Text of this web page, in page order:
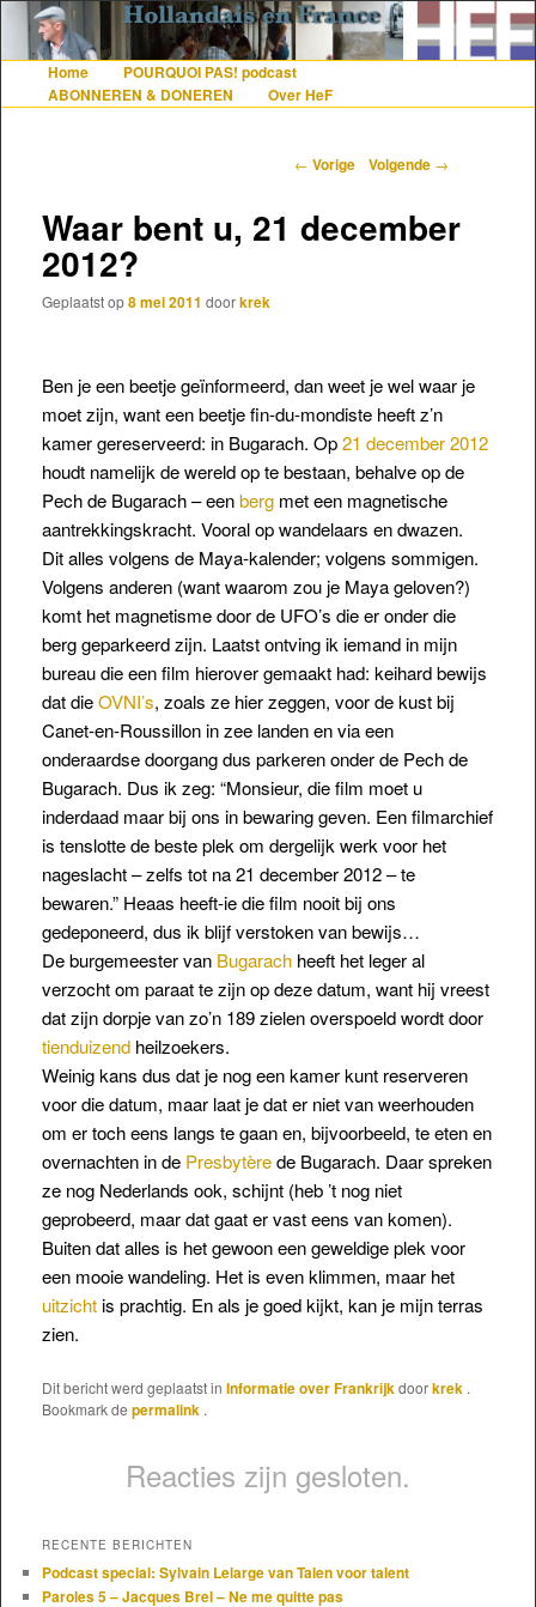
De gezelligste website voor Nederlanders die iets met Frankrijk hebben
HoofdmenuSpring naar de primaire inhoud
Spring naar de secundaire inhoud
Home
POURQUOI PAS! podcast
ABONNEREN & DONEREN
Over HeF
Berichtnavigatie
← Vorige Volgende →
Waar bent u, 21 december
2012?
Geplaatst op8 mei 2011 doorkrek
Ben je een beetje geïnformeerd, dan weet je wel waar je
moet zijn, want een beetje fin-du-mondiste heeft z’n
kamer gereserveerd: in Bugarach. Op21 december 2012
houdt namelijk de wereld op te bestaan, behalve op de
Pech de Bugarach – eenbergmet een magnetische
aantrekkingskracht. Vooral op wandelaars en dwazen.
Dit alles volgens de Maya-kalender; volgens sommigen.
Volgens anderen (want waarom zou je Maya geloven?)
komt het magnetisme doorde UFO’s die er onder die
berg geparkeerd zijn. Laatst ontving ik iemand in mijn
bureau die een film hierover gemaakt had: keihard bewijs
dat dieOVNI’s, zoals ze hier zeggen, voor de kust bij
Canet-en-Roussillon in zee landen en via een
onderaardse doorgang dus parkeren onder de Pech de
Bugarach. Dus ik zeg: “Monsieur, die film moet u
inderdaad maar bij ons in bewaring geven. Een filmarchief
is tenslotte de beste plek om dergelijk werk voor het
nageslacht – zelfs tot na 21 december 2012 – te
bewaren.” Heaas heeft-ie die film nooit bij ons
gedeponeerd, dus ik blijf verstoken van bewijs…
De burgemeester van Bugarachheeft het leger al
verzocht om paraat te zijn op deze datum, want hij vreest
dat zijn dorpje van zo’n 189 zielen overspoeld wordt door
tienduizendheilzoekers.
Weinig kans dus dat je nog een kamer kunt reserveren
voor die datum, maar laat je dat er niet van weerhouden
om er toch eens langs te gaan en, bijvoorbeeld, te eten en
overnachten in de Presbytèrede Bugarach. Daar spreken
ze nog Nederlands ook, schijnt (heb ’t nog niet
geprobeerd, maar dat gaat er vast eens van komen).
Buiten dat alles is het gewoon een geweldige plek voor
een mooie wandeling. Het is even klimmen, maar het
uitzichtis prachtig. En als je goed kijkt, kan je mijn terras
zien.
Dit bericht werd geplaatst in Informatie over Frankrijkdoorkrek .
Bookmark de permalink .
Reacties zijn gesloten.
RECENTE BERICHTEN
Podcast special: Sylvain Lelarge van Talen voor talent
Paroles 5 – Jacques Brel – Ne me quitte pas